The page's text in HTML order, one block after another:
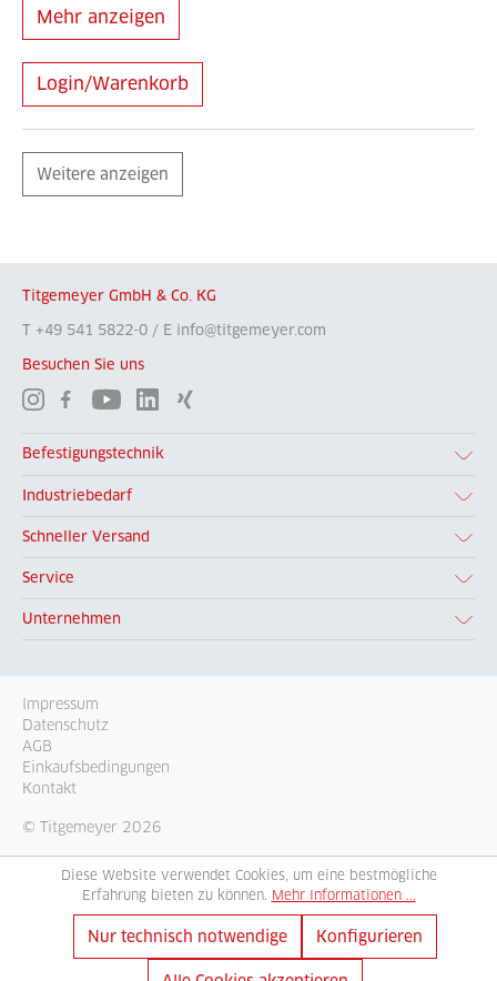
Mehr anzeigen
Login/Warenkorb
Weitere anzeigen
Titgemeyer GmbH & Co. KG
T +49 541 5822-0 / E info@titgemeyer.com
Besuchen Sie uns
Befestigungstechnik
Industriebedarf
Schneller Versand
Service
Unternehmen
Impressum
Datenschutz
AGB
Einkaufsbedingungen
Kontakt
© Titgemeyer 2026
Diese Website verwendet Cookies, um eine bestmögliche
Erfahrung bieten zu können. Mehr Informationen ...
Nur technisch notwendige Konfigurieren